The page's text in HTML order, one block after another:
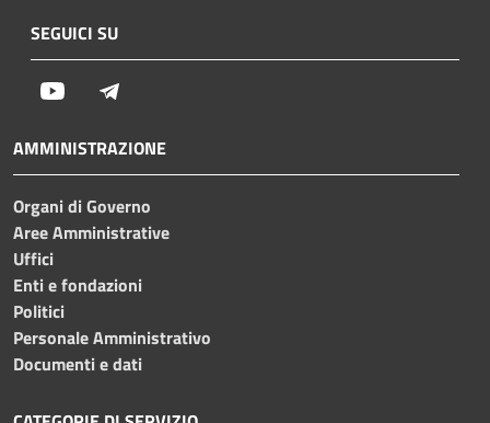
SEGUICI SU
Youtube
AMMINISTRAZIONE
Organi di Governo
Aree Amministrative
Uffici
Enti e fondazioni
Politici
Personale Amministrativo
Documenti e dati